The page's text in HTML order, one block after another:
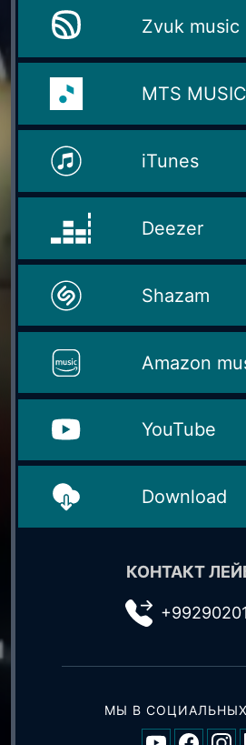
Zvuk music
MTS MUSIC
iTunes
Deezer
Shazam
Amazon
YouTube
Download
КОНТАКТ
МЫ В СОЦИАЛЬНЫХ